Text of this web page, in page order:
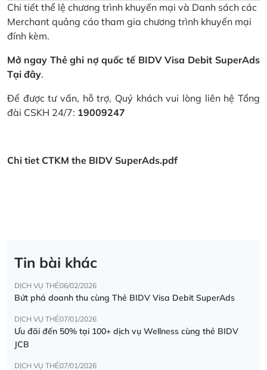
Chi tiết thể lệ chương trình khuyến mại và Danh sách các
Merchant quảng cáo tham gia chương trình khuyến mại
đính kèm.
Mở ngay Thẻ ghi nợ quốc tế BIDV Visa Debit SuperAds
Tại đây.
Để được tư vấn, hỗ trợ, Quý khách vui lòng liên hệ Tổng
đài CSKH 24/7: 19009247
Chi tiet CTKM the BIDV SuperAds.pdf
Tin bài khác
DỊCH VỤ THẺ06/02/2026
Bứt phá doanh thu cùng Thẻ BIDV Visa Debit SuperAds
DỊCH VỤ THẺ07/01/2026
Ưu đãi đến 50% tại 100+ dịch vụ Wellness cùng thẻ BIDV
JCB
DỊCH VỤ THẺ07/01/2026